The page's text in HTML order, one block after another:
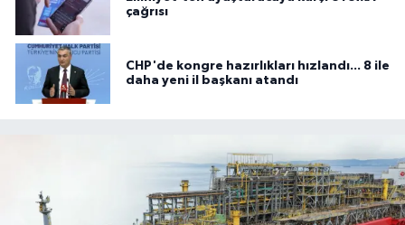
çağrısı
CHP'de kongre hazırlıkları hızlandı... 8 ile
daha yeni il başkanı atandı